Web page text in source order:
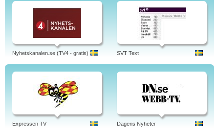
Nyhetskanalen.se (TV4 - gratis) SVT Text
Expressen TV Dagens Nyheter